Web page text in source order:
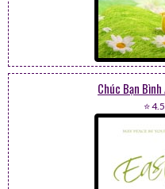
Chúc Bạn
⭐ 4.5